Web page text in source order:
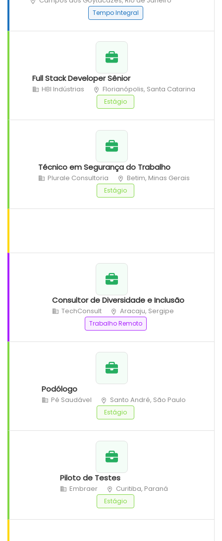
Tempo Integral
Full Stack Developer Sênior
HBI Indústrias Florianópolis, Santa Catarina
Estágio
Técnico em Segurança do Trabalho
Plurale Consultoria Betim, Minas Gerais
Estágio
Consultor de Diversidade e Inclusão
TechConsult Aracaju, Sergipe
Trabalho Remoto
Podólogo
Pé Saudável Santo André, São Paulo
Estágio
Piloto de Testes
Embraer Curitiba, Paraná
Estágio